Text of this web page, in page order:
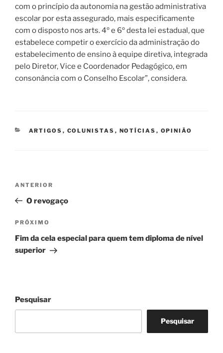
com o princípio da autonomia na gestão administrativa
escolar por esta assegurado, mais especificamente
com o disposto nos arts. 4º e 6º desta lei estadual, que
estabelece competir o exercício da administração do
estabelecimento de ensino à equipe diretiva, integrada
pelo Diretor, Vice e Coordenador Pedagógico, em
consonância com o Conselho Escolar”, considera.
CATEGORIAS
ARTIGOS , COLUNISTAS , NOTÍCIAS , OPINIÃO
Post
Post
anterior
ANTERIOR
O revogaço
Próximo
post
PRÓXIMO
Fim da cela especial para quem tem diploma de nível
superior
Pesquisar
Pesquisar